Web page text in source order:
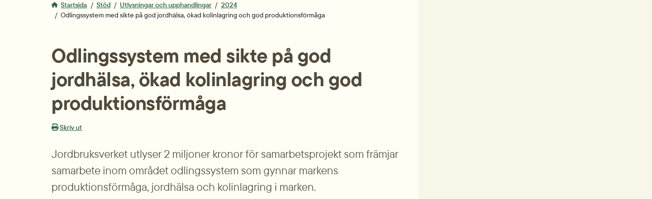
Startsida Stöd Utlysningar och upphandlingar
2024
Odlingssystem med sikte på god jordhälsa, ökad kolinlagring och god produktionsförmåga
Odlingssystem med sikte på god
jordhälsa, ökad kolinlagring och god
produktionsförmåga
Skriv ut
Jordbruksverket utlyser 2 miljoner kronor för samarbetsprojekt som främjar
samarbete inom området odlingssystem som gynnar markens
produktionsförmåga, jordhälsa och kolinlagring i marken.